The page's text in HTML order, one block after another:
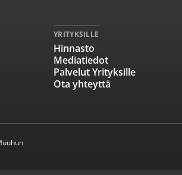
YRITYKSILLE
Hinnasto
Mediatiedot
Palvelut Yrityksille
Ota yhteyttä